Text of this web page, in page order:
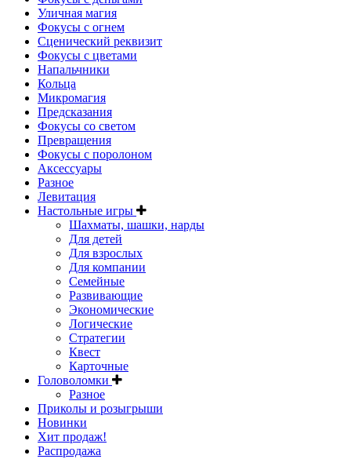
Уличная магия
Фокусы с огнем
Сценический реквизит
Фокусы с цветами
Напальчники
Кольца
Микромагия
Предсказания
Фокусы со светом
Превращения
Фокусы с поролоном
Аксессуары
Разное
Левитация
Настольные игры
Шахматы, шашки, нарды
Для детей
Для взрослых
Для компании
Семейные
Развивающие
Экономические
Логические
Стратегии
Квест
Карточные
Головоломки
Разное
Приколы и розыгрыши
Новинки
Хит продаж!
Распродажа